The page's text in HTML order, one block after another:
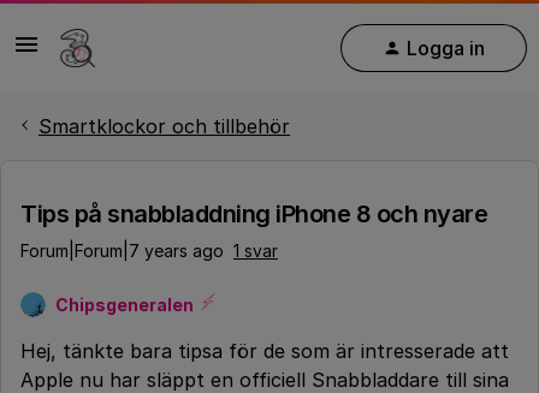
Logga in
Smartklockor och tillbehör
Tips på snabbladdning iPhone 8 och nyare
Forum|Forum|7 years ago 1 svar
Chipsgeneralen
Hej, tänkte bara tipsa för de som är intresserade att
Apple nu har släppt en officiell Snabbladdare till sina